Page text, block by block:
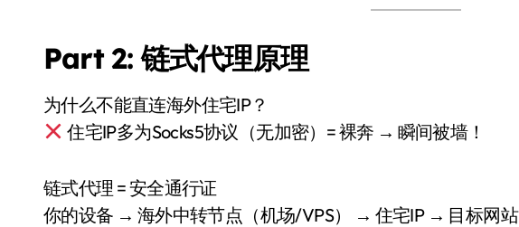
Part 2: 链式代理原理
为什么不能直连海外住宅IP？
住宅IP多为Socks5协议（无加密）= 裸奔 → 瞬间被墙！
链式代理 = 安全通行证
你的设备 → 海外中转节点（机场/VPS） → 住宅IP → 目标网站